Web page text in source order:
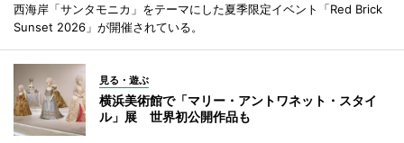
西海岸「サンタモニカ」をテーマにした夏季限定イベント「Red Brick
Sunset 2026」が開催されている。
見る・遊ぶ
横浜美術館で「マリー・アントワネット・スタイ
ル」展 世界初公開作品も